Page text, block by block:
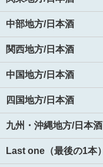
中部地方/日本酒
関西地方/日本酒
中国地方/日本酒
四国地方/日本酒
九州・沖縄地方/日本酒
Last one（最後の1本）